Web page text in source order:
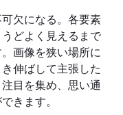
欠になる。各要素
どよく見えるまで
画像を狭い場所に
伸ばして主張した
目を集め、思い通
きます。